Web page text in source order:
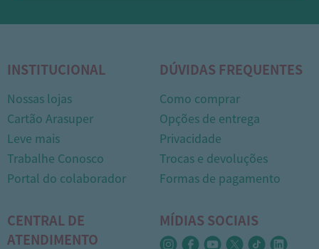
INSTITUCIONAL
Nossas lojas
Cartão Arasuper
Leve mais
Trabalhe Conosco
Portal do colaborador
DÚVIDAS FREQUENTES
Como comprar
Opções de entrega
Privacidade
Trocas e devoluções
Formas de pagamento
CENTRAL DE
ATENDIMENTO
MÍDIAS SOCIAIS